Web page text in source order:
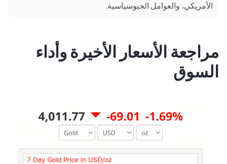
الأمريكي، والعوامل الجيوسياسية.
مراجعة الأسعار الأخيرة وأداء
السوق